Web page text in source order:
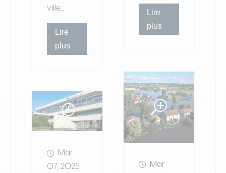
ville...
Lire
plus
Lire
plus
Mar
Mar
07, 2025